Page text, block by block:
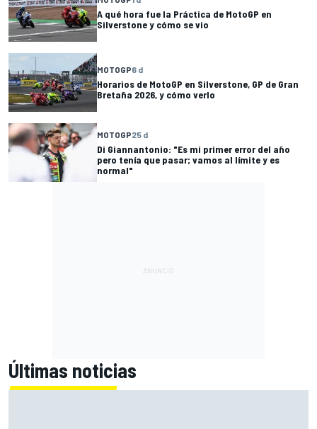
A qué hora fue la Práctica de MotoGP en
Silverstone y cómo se vio
MOTOGP6 d
Horarios de MotoGP en Silverstone, GP de Gran
Bretaña 2026, y cómo verlo
MOTOGP25 d
Di Giannantonio: "Es mi primer error del año
pero tenía que pasar; vamos al límite y es
normal"
Últimas noticias